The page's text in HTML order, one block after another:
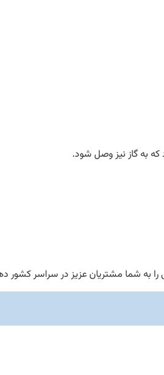
که به گاز نیز وصل شود.
را به شما مشتریان عزیز در سراسر کشور